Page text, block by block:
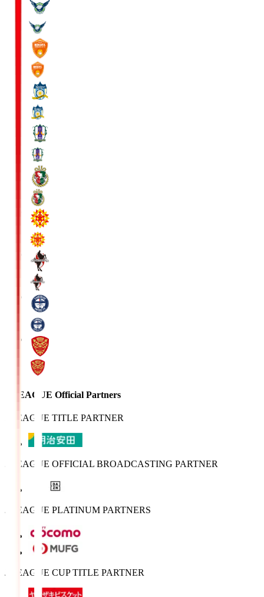
J.LEAGUE Official Partners
J.LEAGUE TITLE PARTNER
J.LEAGUE OFFICIAL BROADCASTING PARTNER
J.LEAGUE PLATINUM PARTNERS
J.LEAGUE CUP TITLE PARTNER